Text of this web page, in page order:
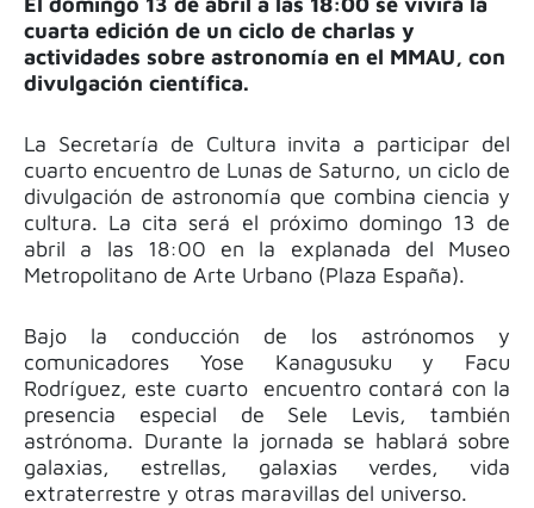
cuarta edición de un ciclo de charlas y
actividades sobre astronomía en el MMAU, con
divulgación científica.
La Secretaría de Cultura invita a participar del
cuarto encuentro de Lunas de Saturno, un ciclo de
divulgación de astronomía que combina ciencia y
cultura. La cita será el próximo domingo 13 de
abril a las 18:00 en la explanada del Museo
Metropolitano de Arte Urbano (Plaza España).
Bajo la conducción de los astrónomos y
comunicadores Yose Kanagusuku y Facu
Rodríguez, este cuarto encuentro contará con la
presencia especial de Sele Levis, también
astrónoma. Durante la jornada se hablará sobre
galaxias, estrellas, galaxias verdes, vida
extraterrestre y otras maravillas del universo.